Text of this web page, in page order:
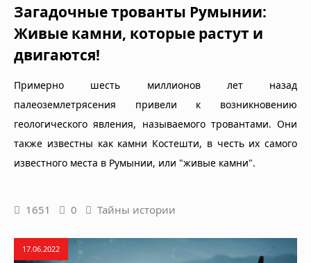
Загадочные трованты Румынии:
Живые камни, которые растут и
двигаются!
Примерно шесть миллионов лет назад
палеоземлетрясения привели к возникновению
геологического явления, называемого тровантами. Они
также известны как камни Костешти, в честь их самого
известного места в Румынии, или "живые камни".
1651 0 Тайны истории
17.06.2022